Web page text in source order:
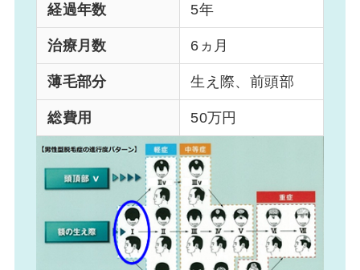
経過年数 5年
治療月数 6ヵ月
薄毛部分 生え際、前頭部
総費用 50万円